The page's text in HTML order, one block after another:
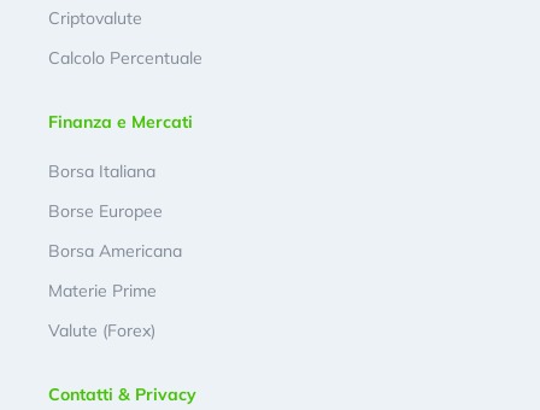
Criptovalute
Calcolo Percentuale
Finanza e Mercati
Borsa Italiana
Borse Europee
Borsa Americana
Materie Prime
Valute (Forex)
Contatti & Privacy